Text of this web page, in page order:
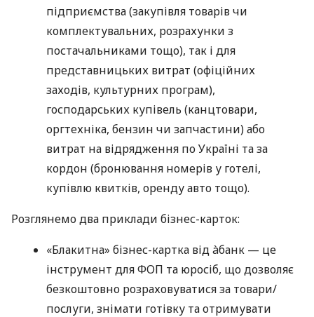
підприємства (закупівля товарів чи
комплектувальних, розрахунки з
постачальниками тощо), так і для
представницьких витрат (офіційних
заходів, культурних програм),
господарських купівель (канцтовари,
оргтехніка, бензин чи запчастини) або
витрат на відрядження по Україні та за
кордон (бронювання номерів у готелі,
купівлю квитків, оренду авто тощо).
Розглянемо два приклади бізнес-карток:
«Блакитна» бізнес-картка від àбанк — це
інструмент для ФОП та юросіб, що дозволяє
безкоштовно розраховуватися за товари/
послуги, знімати готівку та отримувати